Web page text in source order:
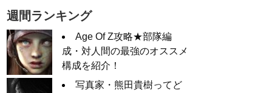
週間ランキング
Age Of Z攻略★部隊編
成・対人間の最強のオススメ
構成を紹介！
写真家・熊田貴樹ってど